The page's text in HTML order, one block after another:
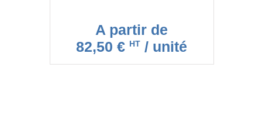
A partir de
82,50 € HT / unité